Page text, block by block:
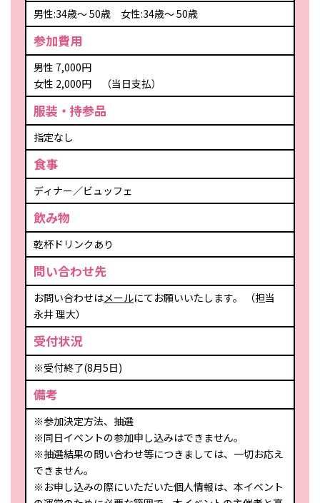
男性:34歳～ 50歳 女性:34歳～ 50歳
参加費用
男性 7,000円
女性 2,000円 （当日支払）
服装・持参品
指定なし
食事
ディナー／ビュッフェ
飲み物
乾杯ドリンクあり
問い合わせ先
お問い合わせはメールにてお願いいたします。 （担当
永井 理大）
受付状況
※受付終了(8月5日)
備考
※参加決定方法、抽選
※同日イベントの参加申し込みはできません。
※抽選結果の問い合わせ等につきましては、一切お応え
できません。
※お申し込みの際にいただいた個人情報は、本イベント